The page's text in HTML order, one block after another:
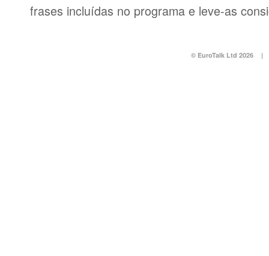
frases incluídas no programa e leve-as
© EuroTalk Ltd 2026 |